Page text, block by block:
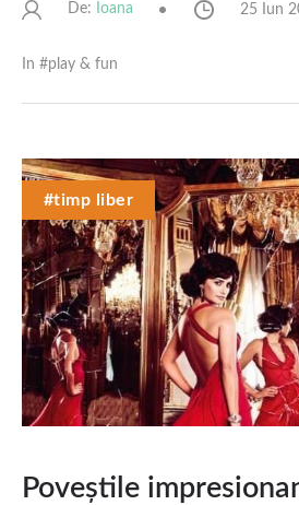
De: Ioana 25 Iun
In #play & fun
#timp liber
Poveștile